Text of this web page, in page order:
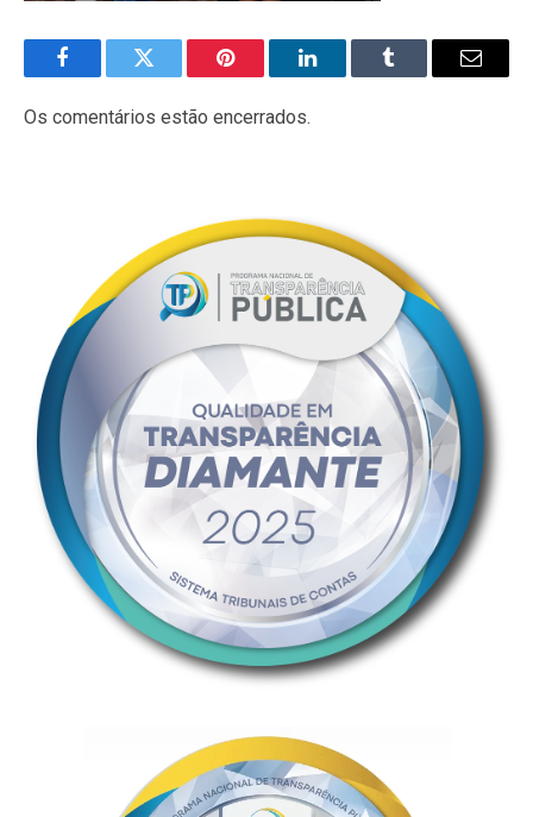
FacebookTwitter Pinterest LinkedInTumblr
E-
Os comentários estão encerrados.